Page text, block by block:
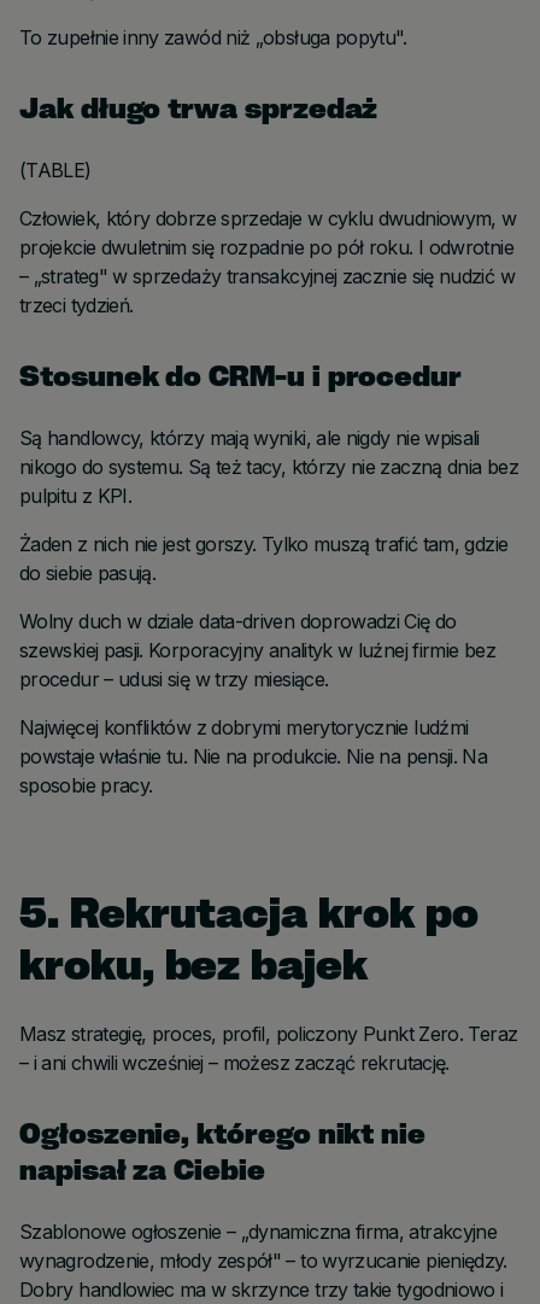
To zupełnie inny zawód niż „obsługa popytu".
Jak długo trwa sprzedaż
(TABLE)
Człowiek, który dobrze sprzedaje w cyklu dwudniowym, w
projekcie dwuletnim się rozpadnie po pół roku. I odwrotnie
– „strateg" w sprzedaży transakcyjnej zacznie się nudzić w
trzeci tydzień.
Stosunek do CRM-u i procedur
Są handlowcy, którzy mają wyniki, ale nigdy nie wpisali
nikogo do systemu. Są też tacy, którzy nie zaczną dnia bez
pulpitu z KPI.
Żaden z nich nie jest gorszy. Tylko muszą trafić tam, gdzie
do siebie pasują.
Wolny duch w dziale data-driven doprowadzi Cię do
szewskiej pasji. Korporacyjny analityk w luźnej firmie bez
procedur – udusi się w trzy miesiące.
Najwięcej konfliktów z dobrymi merytorycznie ludźmi
powstaje właśnie tu. Nie na produkcie. Nie na pensji. Na
sposobie pracy.
5. Rekrutacja krok po
kroku, bez bajek
Masz strategię, proces, profil, policzony Punkt Zero. Teraz
– i ani chwili wcześniej – możesz zacząć rekrutację.
Ogłoszenie, którego nikt nie
napisał za Ciebie
Szablonowe ogłoszenie – „dynamiczna firma, atrakcyjne
wynagrodzenie, młody zespół" – to wyrzucanie pieniędzy.
Dobry handlowiec ma w skrzynce trzy takie tygodniowo i